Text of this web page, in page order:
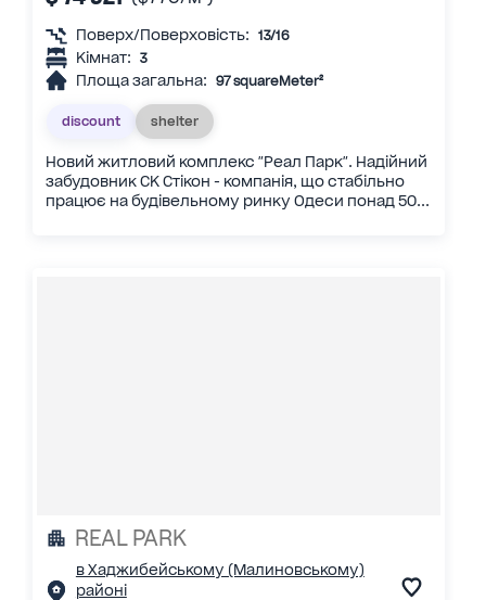
Поверх/Поверховість: 13/16
Кімнат: 3
Площа загальна: 97 squareMeter²
discount shelter
Новий житловий комплекс "Реал Парк". Надійний
забудовник СК Стікон - компанія, що стабільно
працює на будівельному ринку Одеси понад 50...
REAL PARK
в Хаджибейському (Малиновському)
районі